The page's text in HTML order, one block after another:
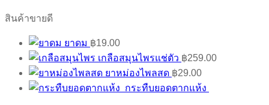
สินค้าขายดี
ยาดม ฿19.00
เกลือสมุนไพรแช่ตัว ฿259.00
ยาหม่องไพลสด ฿29.00
กระทืบยอดตากแห้ง